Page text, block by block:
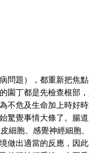
題），都重新把焦
丁都是先檢查根部，
不危及生命加上時好
驚覺事情大條了。腸
細胞、感覺神經細胞
做出適當的反應，因